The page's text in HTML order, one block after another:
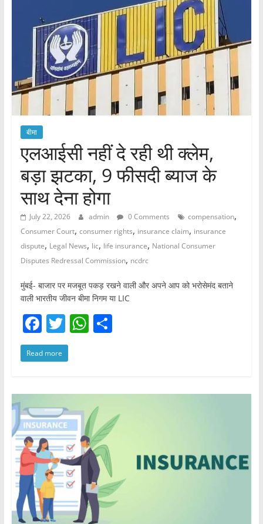
बीमा
एलआईसी नहीं दे रही थी क्लेम,
बड़ा झटका, 9 फीसदी ब्याज के
साथ देना होगा
July 22, 2026 admin 0 Comments compensation,
Consumer Court, consumer rights, insurance claim, insurance
dispute, Legal News, lic, life insurance, National Consumer
Disputes Redressal Commission, ncdrc
मुंबई- बाजार पर मजबूत पकड़ रखने वाली और अपने आप को भरोसेमंद बताने
वाली भारतीय जीवन बीमा निगम या LIC
F
a
c
b
o
o
k
T
w
itt
W
A
p
p
S
Read more